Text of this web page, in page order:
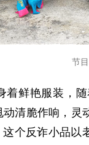
节目
着鲜艳服装，
清脆作响，
个反诈小品